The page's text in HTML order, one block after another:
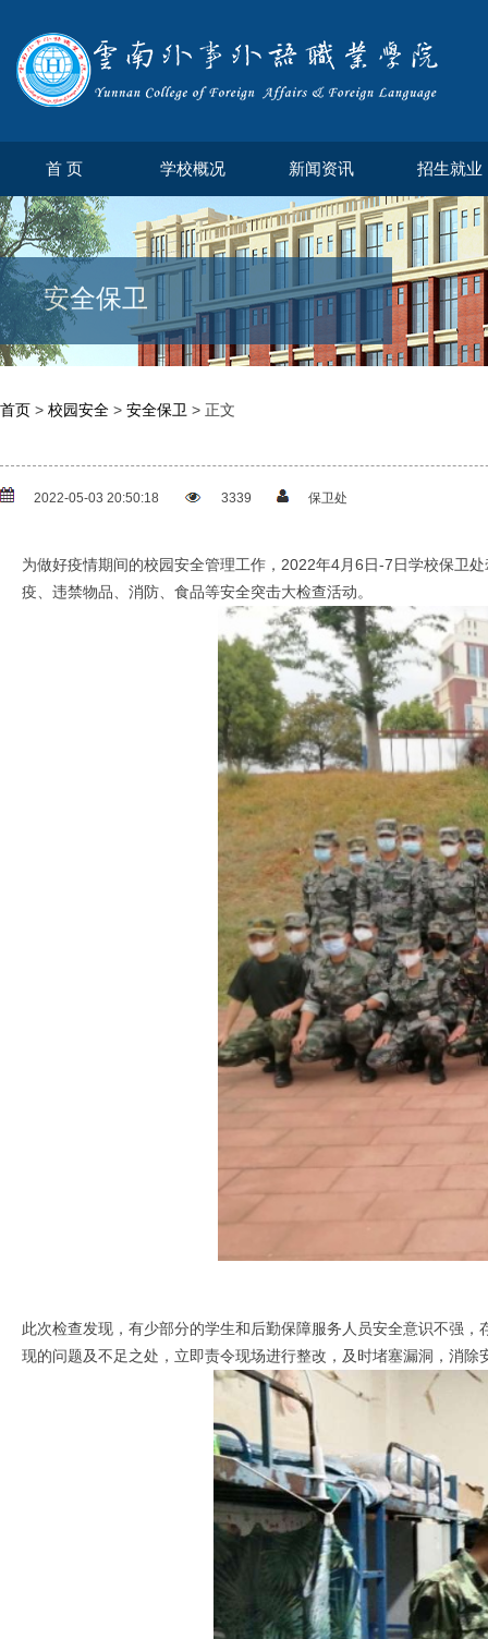
首 页 学校概况 新闻资讯 招生就业
安全保卫
首页 > 校园安全 > 安全保卫 > 正文
2022-05-03 20:50:18 3339 保卫处
为做好疫情期间的校园安全管理工作，2022年4月6日-7日学校保卫
疫、违禁物品、消防、食品等安全突击大检查活动。
此次检查发现，有少部分的学生和后勤保障服务人员安全意识不强
现的问题及不足之处，立即责令现场进行整改，及时堵塞漏洞，消除